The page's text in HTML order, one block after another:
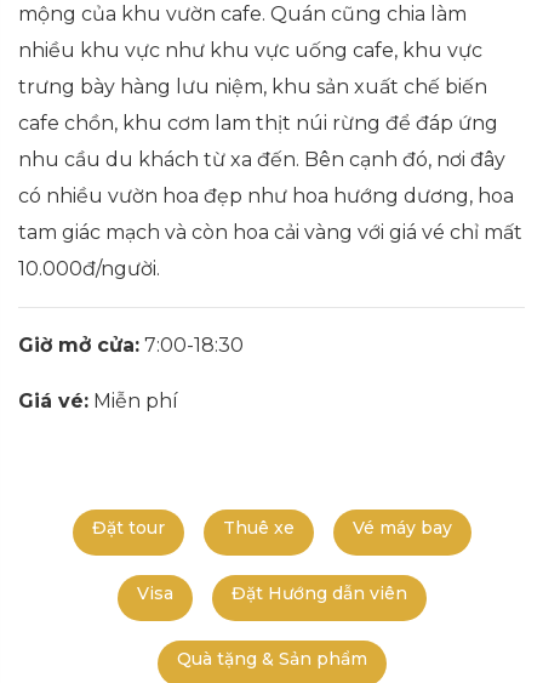
mộng của khu vườn cafe. Quán cũng chia làm
nhiều khu vực như khu vực uống cafe, khu vực
trưng bày hàng lưu niệm, khu sản xuất chế biến
cafe chồn, khu cơm lam thịt núi rừng để đáp ứng
nhu cầu du khách từ xa đến. Bên cạnh đó, nơi đây
có nhiều vườn hoa đẹp như hoa hướng dương, hoa
tam giác mạch và còn hoa cải vàng với giá vé chỉ mất
10.000đ/người.
Giờ mở cửa: 7:00-18:30
Giá vé: Miễn phí
Đặt tour Thuê xe Vé máy bay
Visa Đặt Hướng dẫn viên
Quà tặng & Sản phẩm